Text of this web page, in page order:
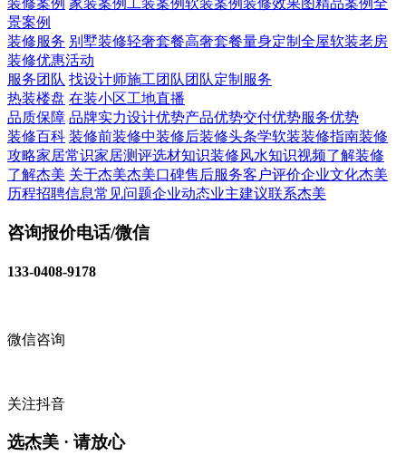
装修案例 家装案例 工装案例软装案例装修效果图精品案例全
景案例
装修服务 别墅装修轻奢套餐高奢套餐量身定制 全屋软装老房
装修优惠活动
服务团队 找设计师施工团队 团队定制服务
热装楼盘 在装小区工地直播
品质保障 品牌实力设计优势产品优势交付优势服务优势
装修百科 装修前装修中装修后装修头条学软装装修指南装修
攻略家居常识家居测评选材知识装修风水知识视频了解装修
了解杰美 关于杰美杰美口碑售后服务客户评价企业文化杰美
历程招聘信息常见问题企业动态业主建议联系杰美
咨询报价电话/微信
133-0408-9178
微信咨询
关注抖音
选杰美 · 请放心